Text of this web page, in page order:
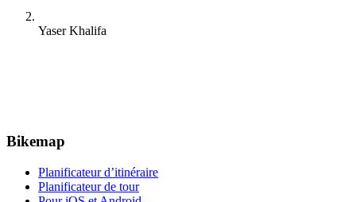
Yaser Khalifa
Bikemap
Planificateur d’itinéraire
Planificateur de tour